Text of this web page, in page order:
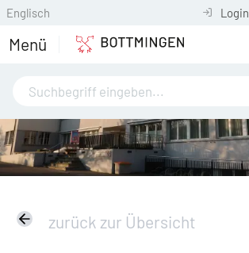
Englisch Login
Menü
zurück zur Übersicht